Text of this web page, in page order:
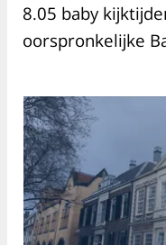
8.05 baby
oorspronkelijke